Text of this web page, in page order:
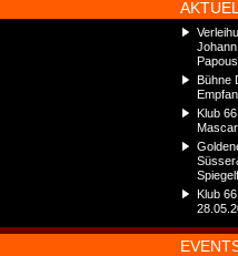
Bühne
Klub
Klub